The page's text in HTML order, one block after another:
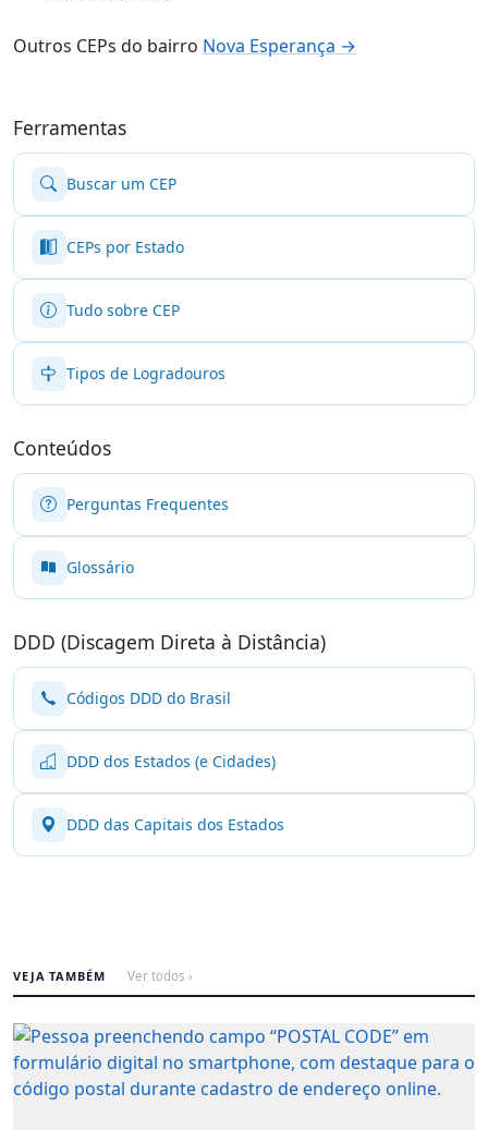
Outros CEPs do bairro Nova Esperança →
Ferramentas
Buscar um CEP
CEPs por Estado
Tudo sobre CEP
Tipos de Logradouros
Conteúdos
Perguntas Frequentes
Glossário
DDD (Discagem Direta à Distância)
Códigos DDD do Brasil
DDD dos Estados (e Cidades)
DDD das Capitais dos Estados
VEJA TAMBÉM Ver todos ›